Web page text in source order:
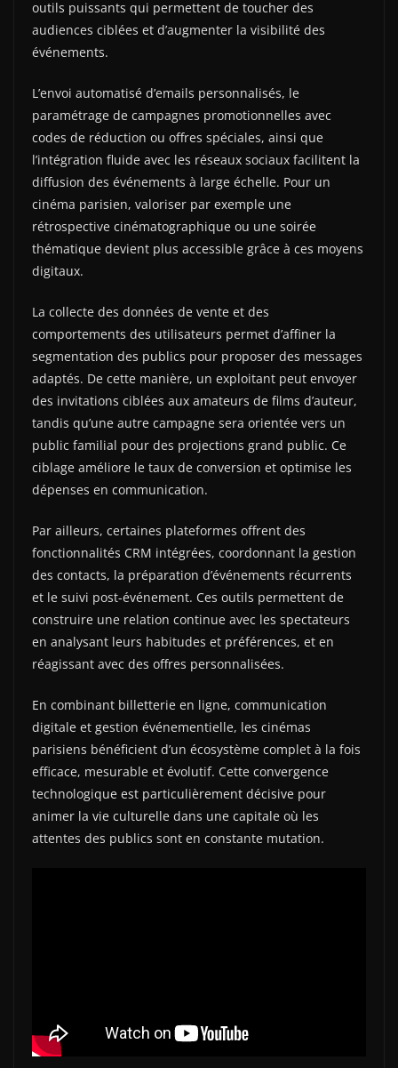
outils puissants qui permettent de toucher des
audiences ciblées et d’augmenter la visibilité des
événements.
L’envoi automatisé d’emails personnalisés, le
paramétrage de campagnes promotionnelles avec
codes de réduction ou offres spéciales, ainsi que
l’intégration fluide avec les réseaux sociaux facilitent la
diffusion des événements à large échelle. Pour un
cinéma parisien, valoriser par exemple une
rétrospective cinématographique ou une soirée
thématique devient plus accessible grâce à ces moyens
digitaux.
La collecte des données de vente et des
comportements des utilisateurs permet d’affiner la
segmentation des publics pour proposer des messages
adaptés. De cette manière, un exploitant peut envoyer
des invitations ciblées aux amateurs de films d’auteur,
tandis qu’une autre campagne sera orientée vers un
public familial pour des projections grand public. Ce
ciblage améliore le taux de conversion et optimise les
dépenses en communication.
Par ailleurs, certaines plateformes offrent des
fonctionnalités CRM intégrées, coordonnant la gestion
des contacts, la préparation d’événements récurrents
et le suivi post-événement. Ces outils permettent de
construire une relation continue avec les spectateurs
en analysant leurs habitudes et préférences, et en
réagissant avec des offres personnalisées.
En combinant billetterie en ligne, communication
digitale et gestion événementielle, les cinémas
parisiens bénéficient d’un écosystème complet à la fois
efficace, mesurable et évolutif. Cette convergence
technologique est particulièrement décisive pour
animer la vie culturelle dans une capitale où les
attentes des publics sont en constante mutation.